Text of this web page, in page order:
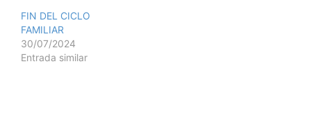
FIN DEL CICLO
FAMILIAR
30/07/2024
Entrada similar